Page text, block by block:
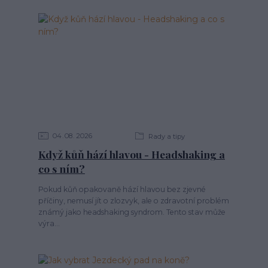
04 08 2026 Rady a tipy
Když kůň hází hlavou - Headshaking a
co s ním?
Pokud kůň opakovaně hází hlavou bez zjevné
příčiny, nemusí jít o zlozvyk, ale o zdravotní problém
známý jako headshaking syndrom. Tento stav může
výra...